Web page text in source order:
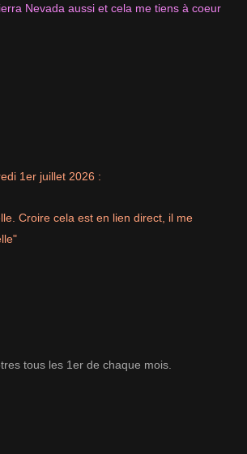
Nevada aussi et cela me tiens à coeur
1er juillet 2026 :
Croire cela est en lien direct, il me
tous les 1er de chaque mois.